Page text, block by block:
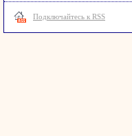
Подключайтесь к RSS